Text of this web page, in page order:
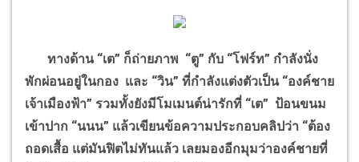
ทางด้าน “เต” ก็ถ่ายภาพ “ตู” กับ “โฟร์ท” กำลังนั่ง
พักผ่อนอยู่ในกอง และ “วิน” ที่กำลังแต่งตัวเป็น “องค์ชาย
เจ้าเมืองฟ้า” รวมทั้งยังมีโมเมนต์น่ารักที่ “เต” ป้อนขนม
เข้าปาก “นนน” แล้วเขียนข้อความประกอบคลิปว่า “ต้อง
ถอดเสื้อ แต่มันฟิตไม่ทันแล้ว เลยมองอีกมุมว่าองค์ชายที่